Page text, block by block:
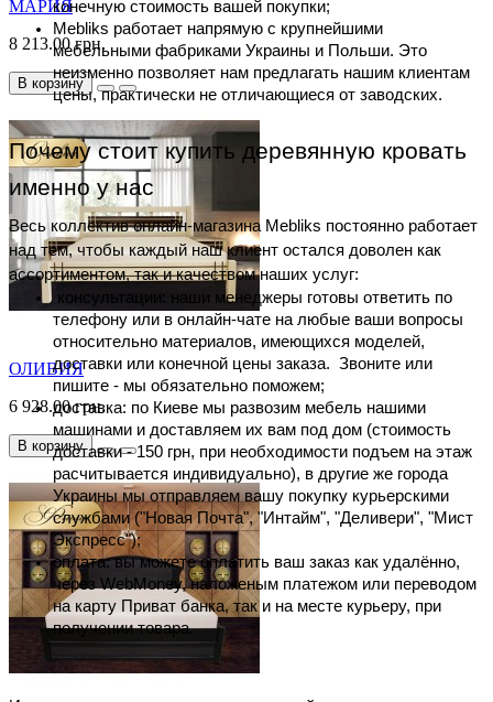
конечную стоимость вашей покупки;
Mebliks работает напрямую с крупнейшими
мебельными фабриками Украины и Польши. Это
неизменно позволяет нам предлагать нашим клиентам
цены, практически не отличающиеся от заводских.
Почему стоит купить деревянную кровать
именно у нас
Весь коллектив онлайн-магазина Mebliks постоянно работает
над тем, чтобы каждый наш клиент остался доволен как
ассортиментом, так и качеством наших услуг:
телефону или в онлайн-чате на любые ваши вопросы
относительно материалов, имеющихся моделей,
доставки или конечной цены заказа.  Звоните или
пишите - мы обязательно поможем;
доставка: по Киеве мы развозим мебель нашими
машинами и доставляем их вам под дом (стоимость
доставки - 150 грн, при необходимости подъем на этаж
расчитывается индивидуально), в другие же города
Украины мы отправляем вашу покупку курьерскими
службами ("Новая Почта", "Интайм", "Деливери", "Мист
Экспресс");
оплата: вы можете оплатить ваш заказ как удалённо,
через WebMoney, наложеным платежом или переводом
на карту Приват банка, так и на месте курьеру, при
получении товара.
МАРИЯ
8 213.00 грн.
В корзину
ОЛИВИЯ
6 928.00 грн.
В корзину